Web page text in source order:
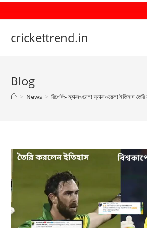
Skip
to
crickettrend.in
Blog
> News > রিপোর্টঃ- ম্যাক্সওয়েল! ম্যাক্সওয়েল! ইতিহাস